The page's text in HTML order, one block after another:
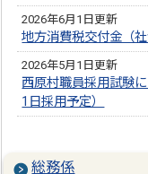
2026年6月1日更新
地方消費税交付金（
2026年5月1日更新
西原村職員採用試験
1日採用予定）
総務係